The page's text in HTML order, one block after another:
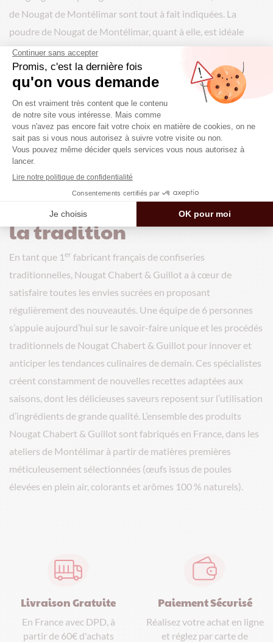
de Nougat de Montélimar sont tout à fait indiquées. La
poudre de Nougat de Montélimar, quant à elle, est idéale
pour venir parfumer des financiers, des cakes ou des gâteaux.
Enfin, la pâte à tartiner au Nougat de Montélimar est vite
devenue un incontournable du petit-déjeuner et du goûter.
Étalée sur une crêpe, une gaufre ou même sur du pain, elle est
un délice pour les papilles. Ces différents formats, ainsi que
les assortiments, sont très pratiques pour ceux qui
souhaitentoffrir du nougat en cadeau .
Chabert & Guillot :
l’innovation au cœur de
la tradition
En tant que 1 er fabricant français de confiseries
traditionnelles, Nougat Chabert & Guillot a à cœur de
satisfaire toutes les envies sucrées en proposant
régulièrement des nouveautés. Une équipe de 6 personnes
s’appuie aujourd’hui sur le savoir-faire unique et les procédés
traditionnels de Nougat Chabert & Guillot pour innover et
anticiper les tendances culinaires de demain. Ces spécialistes
créent constamment de nouvelles recettes adaptées aux
saisons, dont les délicieuses saveurs reposent sur l’utilisation
d’ingrédients de grande qualité. L’ensemble des produits
Nougat Chabert & Guillot sont fabriqués en France, dans les
ateliers de Montélimar à partir de matières premières
méticuleusement sélectionnées (œufs issus de poules
élevées en plein air, colorants et arômes 100 % naturels).
Livraison Gratuite
En France avec DPD, à
partir de 60€ d'achats
Paiement Sécurisé
Réalisez votre achat en ligne
et réglez par carte de